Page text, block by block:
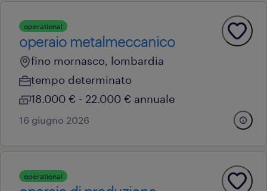
operational
operaio metalmeccanico
fino mornasco, lombardia
tempo determinato
18.000 € - 22.000 € annuale
16 giugno 2026
operational